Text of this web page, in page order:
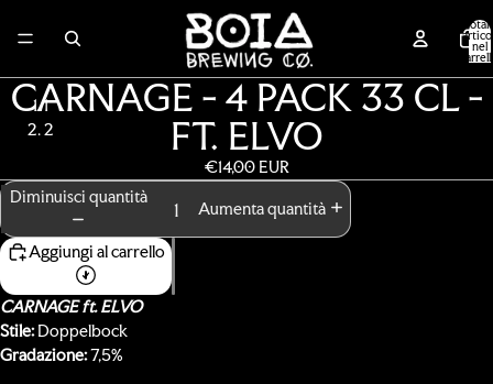
nel
1
2
immagine
schermo
intero
immagine
schermo
intero
CARNAGE - 4 PACK 33 CL -
FT. ELVO
€14,00 EUR
Diminuisci quantità
Aumenta quantità
Aggiungi al carrello
CARNAGE ft. ELVO
Stile:Doppelbock
Gradazione:7,5%